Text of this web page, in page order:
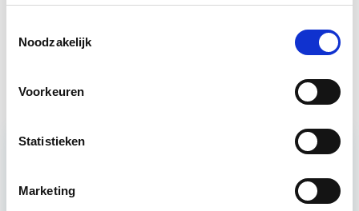
Noodzakelijk
Voorkeuren
Statistieken
Marketing
Omgevingsrecht Start wo 28 okt
Vastgoedrecht & Bouwrecht